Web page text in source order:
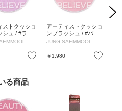
り
ストクッショ
シュ / #ラベ
ンク / 4g
お気に入り
アーティストクッショ
ンブラッシュ / #バブ
リーピンク / 4g
JUNG SAEMMOOL
￥1,980
Next
る商品